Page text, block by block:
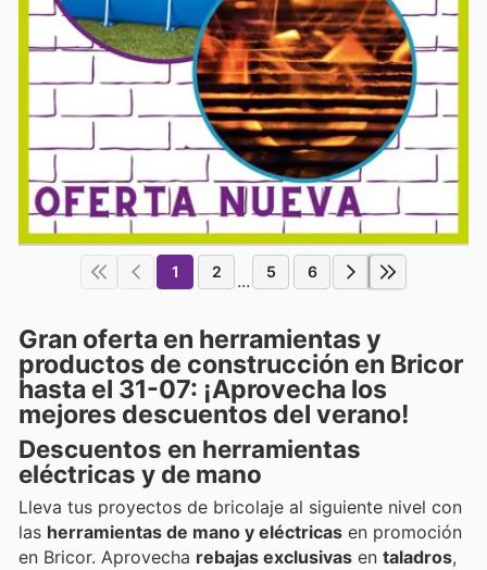
1 2 ... 5 6
Gran oferta en herramientas y
productos de construcción en Bricor
hasta el 31-07: ¡Aprovecha los
mejores descuentos del verano!
Descuentos en herramientas
eléctricas y de mano
Lleva tus proyectos de bricolaje al siguiente nivel con
las herramientas de mano y eléctricas en promoción
en Bricor. Aprovecha rebajas exclusivas en taladros,